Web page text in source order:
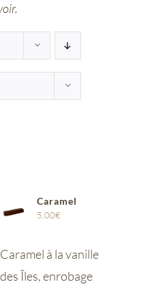
Caramel
5,00€
Caramel à la vanille
des Îles, enrobage